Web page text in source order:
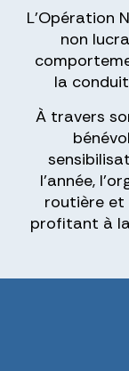
L’Opération
non
la
À travers
l’année,
routière et
profitant à